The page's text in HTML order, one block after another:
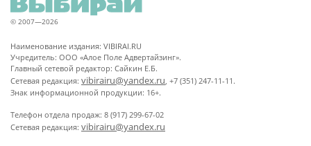
© 2007—2026
Наименование издания: VIBIRAI.RU
Учредитель: ООО «Алое Поле Адвертайзинг».
Главный сетевой редактор: Сайкин Е.Б.
Сетевая редакция: vibirairu@yandex.ru, +7 (351) 247-11-11.
Знак информационной продукции: 16+.
Телефон отдела продаж: 8 (917) 299-67-02
Сетевая редакция: vibirairu@yandex.ru